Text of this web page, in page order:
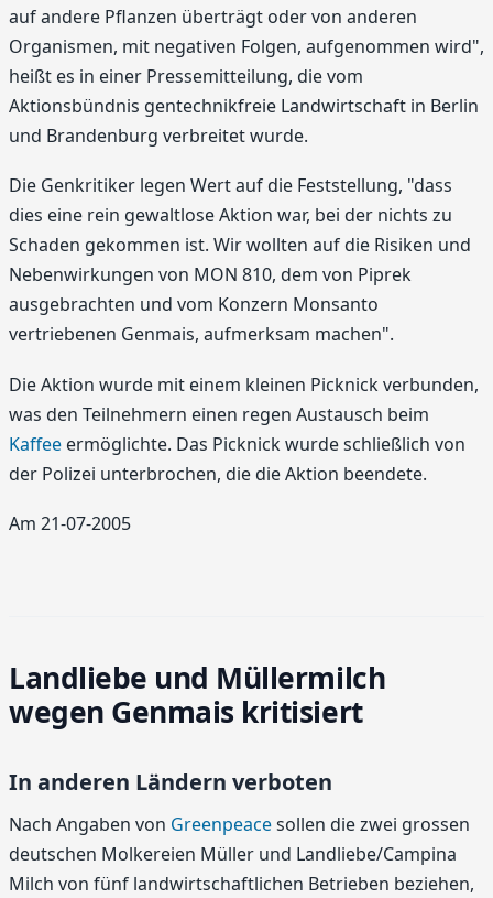
auf andere Pflanzen überträgt oder von anderen
Organismen, mit negativen Folgen, aufgenommen wird",
heißt es in einer Pressemitteilung, die vom
Aktionsbündnis gentechnikfreie Landwirtschaft in Berlin
und Brandenburg verbreitet wurde.
Die Genkritiker legen Wert auf die Feststellung, "dass
dies eine rein gewaltlose Aktion war, bei der nichts zu
Schaden gekommen ist. Wir wollten auf die Risiken und
Nebenwirkungen von MON 810, dem von Piprek
ausgebrachten und vom Konzern Monsanto
vertriebenen Genmais, aufmerksam machen".
Die Aktion wurde mit einem kleinen Picknick verbunden,
was den Teilnehmern einen regen Austausch beim
Kaffee ermöglichte. Das Picknick wurde schließlich von
der Polizei unterbrochen, die die Aktion beendete.
Am 21-07-2005
Landliebe und Müllermilch
wegen Genmais kritisiert
In anderen Ländern verboten
Nach Angaben von Greenpeacesollen die zwei grossen
deutschen Molkereien Müller und Landliebe/Campina
Milch von fünf landwirtschaftlichen Betrieben beziehen,